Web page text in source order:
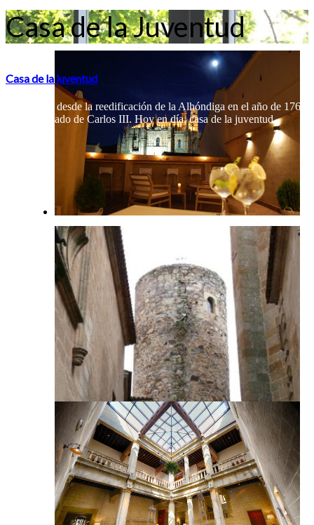
Casa de la Juventud
Casa de la juventud
Construida desde la reedificación de la Alhóndiga en el año de 1761
bajo el reinado de Carlos III. Hoy en día, casa de la juventud.